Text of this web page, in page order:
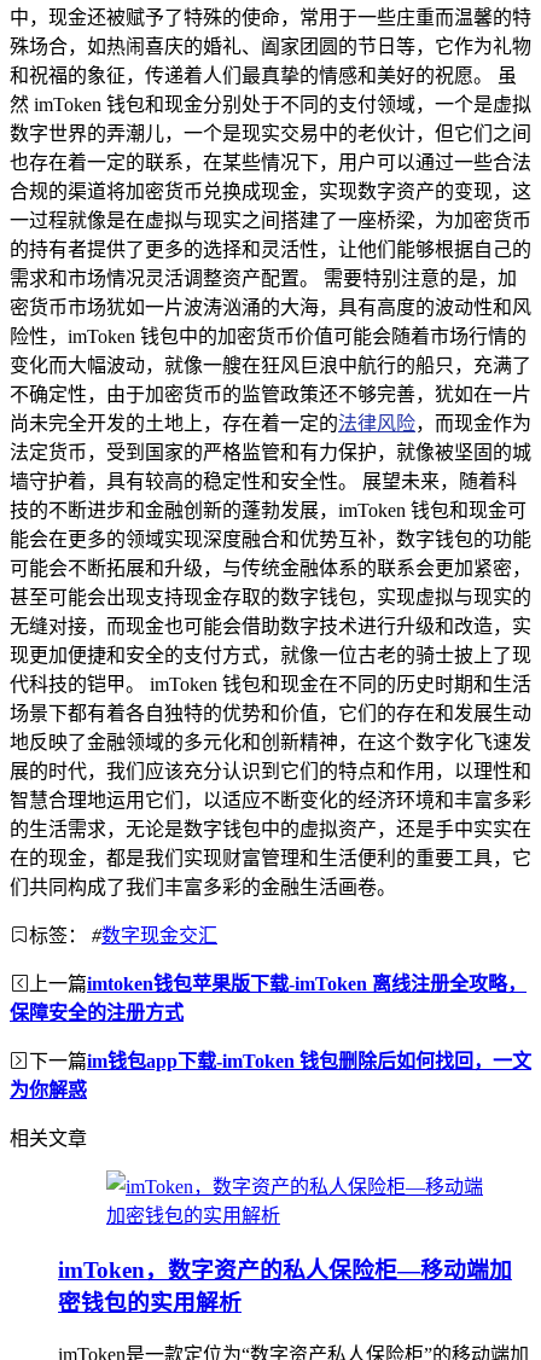
中，现金还被赋予了特殊的使命，常用于一些庄重而温馨的特
殊场合，如热闹喜庆的婚礼、阖家团圆的节日等，它作为礼物
和祝福的象征，传递着人们最真挚的情感和美好的祝愿。 虽
然 imToken 钱包和现金分别处于不同的支付领域，一个是虚拟
数字世界的弄潮儿，一个是现实交易中的老伙计，但它们之间
也存在着一定的联系，在某些情况下，用户可以通过一些合法
合规的渠道将加密货币兑换成现金，实现数字资产的变现，这
一过程就像是在虚拟与现实之间搭建了一座桥梁，为加密货币
的持有者提供了更多的选择和灵活性，让他们能够根据自己的
需求和市场情况灵活调整资产配置。 需要特别注意的是，加
密货币市场犹如一片波涛汹涌的大海，具有高度的波动性和风
险性，imToken 钱包中的加密货币价值可能会随着市场行情的
变化而大幅波动，就像一艘在狂风巨浪中航行的船只，充满了
不确定性，由于加密货币的监管政策还不够完善，犹如在一片
尚未完全开发的土地上，存在着一定的法律风险，而现金作为
法定货币，受到国家的严格监管和有力保护，就像被坚固的城
墙守护着，具有较高的稳定性和安全性。 展望未来，随着科
技的不断进步和金融创新的蓬勃发展，imToken 钱包和现金可
能会在更多的领域实现深度融合和优势互补，数字钱包的功能
可能会不断拓展和升级，与传统金融体系的联系会更加紧密，
甚至可能会出现支持现金存取的数字钱包，实现虚拟与现实的
无缝对接，而现金也可能会借助数字技术进行升级和改造，实
现更加便捷和安全的支付方式，就像一位古老的骑士披上了现
代科技的铠甲。 imToken 钱包和现金在不同的历史时期和生活
场景下都有着各自独特的优势和价值，它们的存在和发展生动
地反映了金融领域的多元化和创新精神，在这个数字化飞速发
展的时代，我们应该充分认识到它们的特点和作用，以理性和
智慧合理地运用它们，以适应不断变化的经济环境和丰富多彩
的生活需求，无论是数字钱包中的虚拟资产，还是手中实实在
在的现金，都是我们实现财富管理和生活便利的重要工具，它
们共同构成了我们丰富多彩的金融生活画卷。
标签： #数字现金交汇
上一篇imtoken钱包苹果版下载-imToken 离线注册全攻略，
保障安全的注册方式
下一篇im钱包app下载-imToken 钱包删除后如何找回，一文
为你解惑
相关文章
imToken，数字资产的私人保险柜—移动端加
密钱包的实用解析
imToken是一款定位为“数字资产私人保险柜”的移动端加